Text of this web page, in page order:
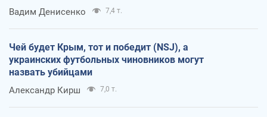
Вадим Денисенко 7,4 т.
Чей будет Крым, тот и победит (NSJ), а
украинских футбольных чиновников могут
назвать убийцами
Александр Кирш 7,0 т.